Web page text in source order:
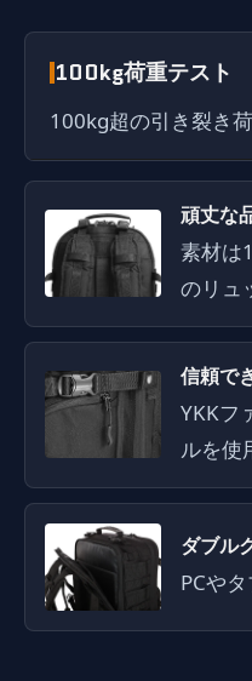
100kg荷重テスト
100kg超の引き裂き
頑丈な
素材は
のリュ
信頼で
YKKフ
ルを使
ダブル
PCや